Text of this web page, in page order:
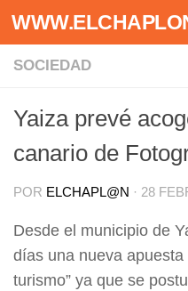
Saltar al contenido
SOCIEDAD
Yaiza prevé
canario de
POR ELCHAPL@N · 28
Desde el municipio de
días una nueva
turismo” ya que se